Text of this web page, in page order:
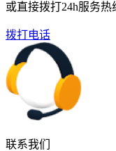
或直接拨打24h服务热
拨打电话
联系我们